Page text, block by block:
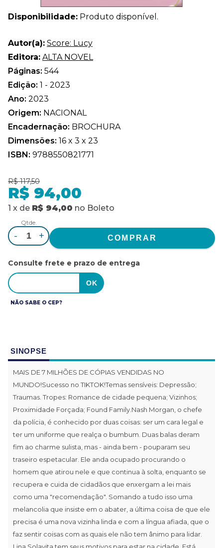
Disponibilidade: Produto disponível.
Autor(a): Score: Lucy
Editora: ALTA NOVEL
Páginas: 544
Edição: 1 - 2023
Ano: 2023
Origem: NACIONAL
Encadernação: BROCHURA
Dimensões: 16 x 3 x 23
ISBN: 9788550821771
R$ 117,50
R$ 94,00
1 x de R$ 94,00 no Boleto
Qtde.
- +
Consulte frete e prazo de entrega
NÃO SABE O CEP?
SINOPSE
MAIS DE 7 MILHÕES DE CÓPIAS VENDIDAS NO
MUNDO!Sucesso no TIKTOK!Temas sensíveis: Depressão;
Traumas. Tropes: Romance de cidade pequena; Vizinhos;
Proximidade Forçada; Found Family.Nash Morgan, o chefe
da polícia, é conhecido por duas coisas: ser um cara legal e
ter um uniforme que realça o bumbum. Duas balas deram
fim ao charme sulista, mas - ainda bem - pouparam seu
traseiro espetacular. Ele anda ocupado procurando o
homem que atirou nele e que continua à solta, enquanto se
recupera e cuida de cidadãos que enxergam a lei mais
como uma "recomendação". Somando a tudo isso uma
melancolia que insiste em o abater, a última coisa de que ele
precisa é uma nova vizinha linda e com a língua afiada, que o
faz sentir coisas com as quais ele não tem ânimo para lidar.
Lina Solavita tem seus motivos para estar na cidade. Está